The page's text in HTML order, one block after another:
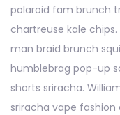
polaroid fam brunch
chartreuse kale
man braid brunch
humblebrag pop-up
shorts sriracha.
sriracha vape fashion